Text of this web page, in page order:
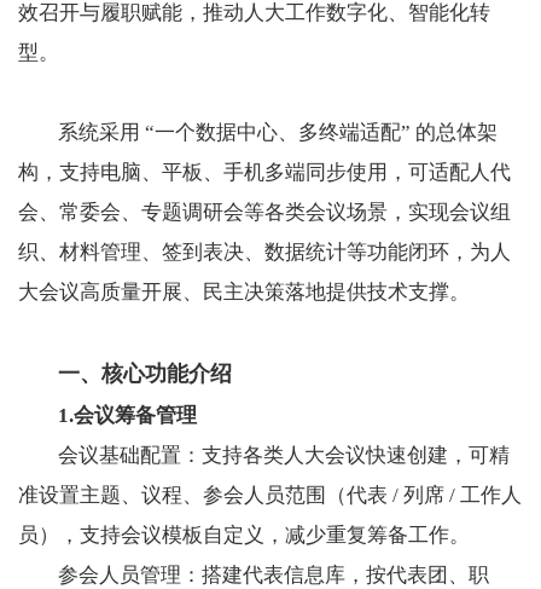
效召开与履职赋能，推动人大工作数字化、智能化转
型。
系统采用 “一个数据中心、多终端适配” 的总体架
构，支持电脑、平板、手机多端同步使用，可适配人代
会、常委会、专题调研会等各类会议场景，实现会议组
织、材料管理、签到表决、数据统计等功能闭环，为人
大会议高质量开展、民主决策落地提供技术支撑。
一、核心功能介绍
1.会议筹备管理
会议基础配置：支持各类人大会议快速创建，可精
准设置主题、议程、参会人员范围（代表 / 列席 / 工作人
员），支持会议模板自定义，减少重复筹备工作。
参会人员管理：搭建代表信息库，按代表团、职